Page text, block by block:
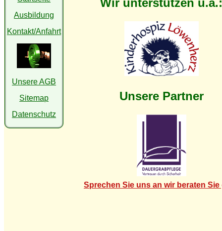
Ausbildung
Kontakt/Anfahrt
Unsere AGB
Sitemap
Datenschutz
Wir unterstützen u.a.:
Unsere Partner
Sprechen Sie uns an wir beraten Sie